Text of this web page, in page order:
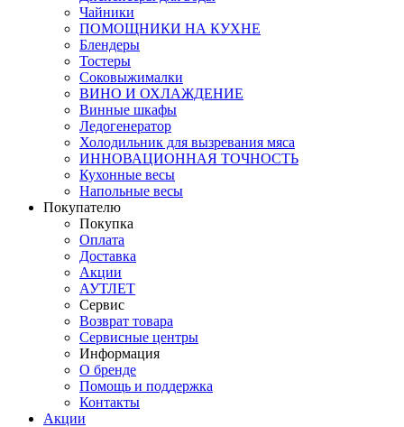
Чайники
ПОМОЩНИКИ НА КУХНЕ
Блендеры
Тостеры
Соковыжималки
ВИНО И ОХЛАЖДЕНИЕ
Винные шкафы
Ледогенератор
Холодильник для вызревания мяса
ИННОВАЦИОННАЯ ТОЧНОСТЬ
Кухонные весы
Напольные весы
Покупателю
Покупка
Оплата
Доставка
Акции
АУТЛЕТ
Сервис
Возврат товара
Сервисные центры
Информация
О бренде
Помощь и поддержка
Контакты
Акции